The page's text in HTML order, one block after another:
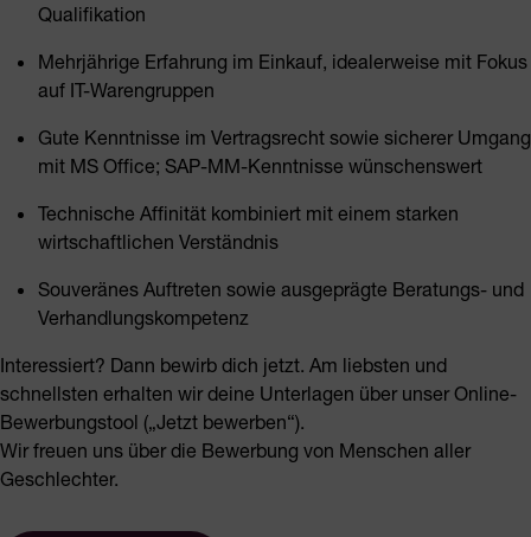
Qualifikation
Mehrjährige Erfahrung im Einkauf, idealerweise mit Fokus
auf IT-Warengruppen
Gute Kenntnisse im Vertragsrecht sowie sicherer Umgang
mit MS Office; SAP-MM-Kenntnisse wünschenswert
Technische Affinität kombiniert mit einem starken
wirtschaftlichen Verständnis
Souveränes Auftreten sowie ausgeprägte Beratungs- und
Verhandlungskompetenz
Interessiert? Dann bewirb dich jetzt. Am liebsten und
schnellsten erhalten wir deine Unterlagen über unser Online-
Bewerbungstool („Jetzt bewerben“).
Wir freuen uns über die Bewerbung von Menschen aller
Geschlechter.